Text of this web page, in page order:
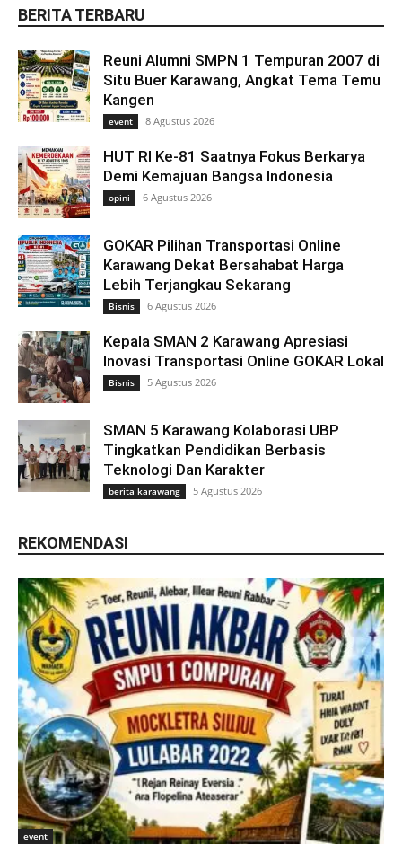
BERITA TERBARU
Reuni Alumni SMPN 1 Tempuran 2007 di
Situ Buer Karawang, Angkat Tema Temu
Kangen
event 8 Agustus 2026
HUT RI Ke-81 Saatnya Fokus Berkarya
Demi Kemajuan Bangsa Indonesia
opini 6 Agustus 2026
GOKAR Pilihan Transportasi Online
Karawang Dekat Bersahabat Harga
Lebih Terjangkau Sekarang
Bisnis 6 Agustus 2026
Kepala SMAN 2 Karawang Apresiasi
Inovasi Transportasi Online GOKAR Lokal
Bisnis 5 Agustus 2026
SMAN 5 Karawang Kolaborasi UBP
Tingkatkan Pendidikan Berbasis
Teknologi Dan Karakter
berita karawang 5 Agustus 2026
REKOMENDASI
event